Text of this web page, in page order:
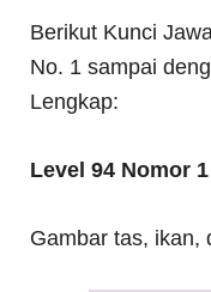
Berikut Kunci
No. 1 sampai
Lengkap:
Level 94 Nomor 1
Gambar tas, ikan,